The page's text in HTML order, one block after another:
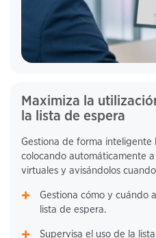
Maximiza la
la lista de espera
Gestiona de forma
colocando automáticamente
virtuales y avisándolos
Gestiona cómo y cuándo
lista de espera.
Supervisa el uso de la